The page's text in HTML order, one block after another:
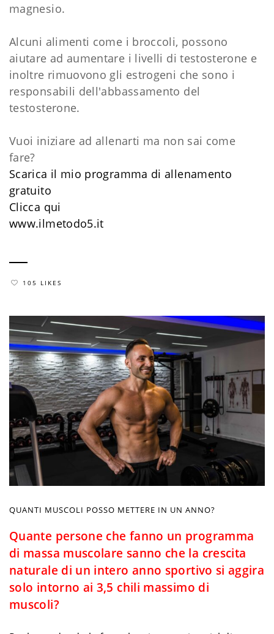
magnesio.
Alcuni alimenti come i broccoli, possono
aiutare ad aumentare i livelli di testosterone e
inoltre rimuovono gli estrogeni che sono i
responsabili dell'abbassamento del
testosterone.
Vuoi iniziare ad allenarti ma non sai come
fare?
Scarica il mio programma di allenamento
gratuito
Clicca qui
www.ilmetodo5.it
105 LIKES
QUANTI MUSCOLI POSSO METTERE IN UN ANNO?
Quante persone che fanno un programma
di massa muscolare sanno che la crescita
naturale di un intero anno sportivo si aggira
solo intorno ai 3,5 chili massimo di
muscoli?